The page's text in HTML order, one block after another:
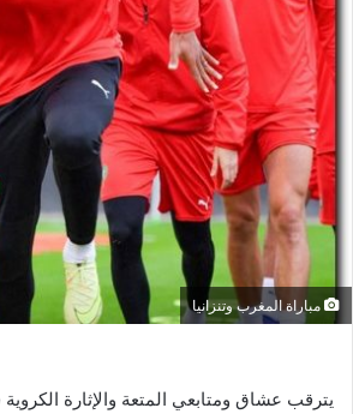
ل
ك
ت
ر
و
ن
ي
ا
مباراة المغرب وتنزانيا
يترقب عشاق ومتابعي المتعة والإثارة